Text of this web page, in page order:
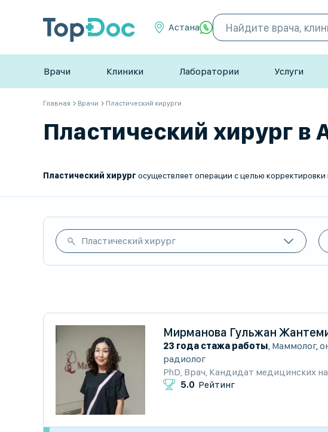
Астана
Врачи Клиники Лаборатории Услуги
Главная Врачи Пластический хирурги
Пластический хирург в
Пластический хирург осуществляет операции с целью корректировки внешности пациента, а также помогает при устранении дефектов и последствий травм. В основе деятельности такого
Пластический хирург
Мирманова Гульжан
23 года стажа работы, Маммолог,
радиолог
PhD, Врач, Кандидат медицинских
5.0 Рейтинг